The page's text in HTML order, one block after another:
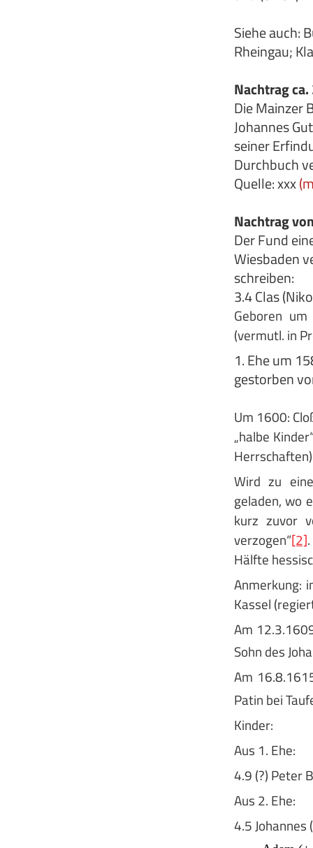
Siehe auch:
Rheingau;
Nachtrag
Die Mainzer
Johannes
seiner
Durchbuch
Quelle: xxx
Nachtrag
Der Fund
Wiesbaden
schreiben:
3.4 Clas
Geboren
(vermutl. in
1. Ehe um
gestorben
Um 1600:
„halbe
Wird zu
geladen, wo
kurz zuvor
verzogen“[2]
Hälfte
Anmerkung:
Kassel
Am
Sohn des
Am
Patin bei
Kinder:
Aus 1. Ehe:
4.9 (?) Peter
Aus 2. Ehe:
4.5